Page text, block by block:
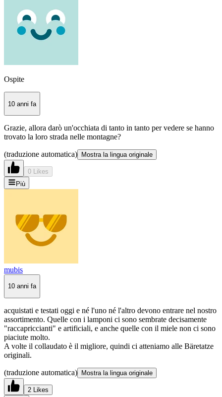
Ospite
10 anni fa
Grazie, allora darò un'occhiata di tanto in tanto per vedere se hanno
trovato la loro strada nelle montagne?
(traduzione automatica) Mostra la lingua originale
0 Likes
Più
mubis
10 anni fa
acquistati e testati oggi e né l'uno né l'altro devono entrare nel nostro
assortimento. Quelle con i lamponi ci sono sembrate decisamente
"raccapriccianti" e artificiali, e anche quelle con il miele non ci sono
piaciute molto.
A volte il collaudato è il migliore, quindi ci atteniamo alle Bäretatze
originali.
(traduzione automatica) Mostra la lingua originale
2 Likes